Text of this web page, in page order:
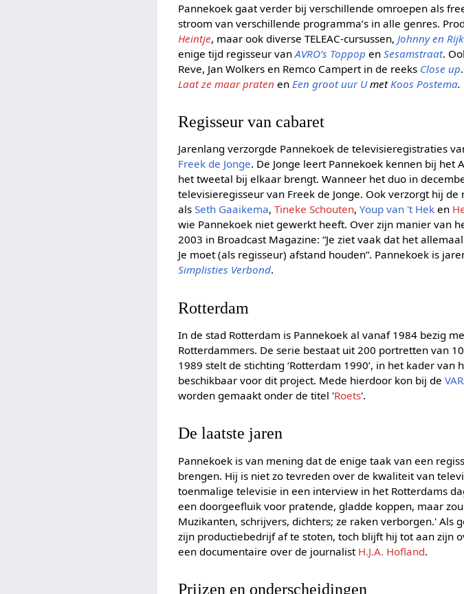
Pannekoek gaat verder bij verschillende omroepen als
stroom van verschillende programma’s in alle genres.
Heintje, maar ook diverse TELEAC-cursussen, Johnny en Rijk
enige tijd regisseur vanAVRO’s Toppop enSesamstraat.
Reve, Jan Wolkers en Remco Campert in de reeks Close up
Laat ze maar praten en Een groot uur Umet Koos Postema.
Regisseur van cabaret
Jarenlang verzorgde Pannekoek de televisieregistraties
Freek de Jonge. De Jonge leert Pannekoek kennen bij het
het tweetal bij elkaar brengt. Wanneer het duo in
televisieregisseur van Freek de Jonge. Ook verzorgt hij
alsSeth Gaaikema,Tineke Schouten,Youp van 't Hek en
wie Pannekoek niet gewerkt heeft. Over zijn manier van
2003 in Broadcast Magazine: “Je ziet vaak dat het
Je moet (als regisseur) afstand houden”. Pannekoek is
Simplisties Verbond.
Rotterdam
In de stad Rotterdam is Pannekoek al vanaf 1984 bezig
Rotterdammers. De serie bestaat uit 200 portretten van
1989 stelt de stichting ‘Rotterdam 1990’, in het kader
beschikbaar voor dit project. Mede hierdoor kon bij de
worden gemaakt onder de titel 'Roets'.
De laatste jaren
Pannekoek is van mening dat de enige taak van een
brengen. Hij is niet zo tevreden over de kwaliteit van
toenmalige televisie in een interview in het Rotterdams
een doorgeefluik voor pratende, gladde koppen, maar
Muzikanten, schrijvers, dichters; ze raken verborgen.' Als
zijn productiebedrijf af te stoten, toch blijft hij tot aan zijn
een documentaire over de journalist H.J.A. Hofland.
Prijzen en onderscheidingen